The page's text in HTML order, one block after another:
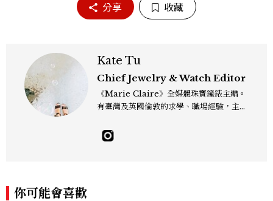
分享 收藏
Kate Tu
Chief Jewelry & Watch Editor
《Marie Claire》全媒體珠寶鐘錶主編。
有臺灣及英國倫敦的求學、職場經驗，主修
佳人》編輯工作內容，包括錶展等國際活動
採訪、珠寶市場動態等專題，及視覺拍攝執
你可能會喜歡